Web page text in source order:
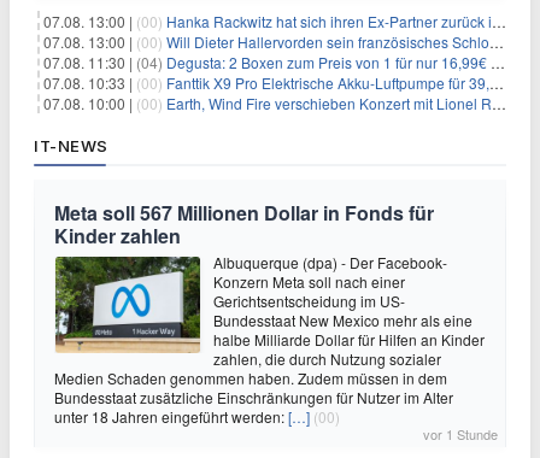
07.08. 13:00 | (00) Hanka Rackwitz hat sich ihren Ex-Partner zurück ins Haus geholt
07.08. 13:00 | (00) Will Dieter Hallervorden sein französisches Schloss verkaufen?
07.08. 11:30 | (04) Degusta: 2 Boxen zum Preis von 1 für nur 16,99€ inkl. Versand
07.08. 10:33 | (00) Fanttik X9 Pro Elektrische Akku-Luftpumpe für 39,99€
07.08. 10:00 | (00) Earth, Wind Fire verschieben Konzert mit Lionel Richie nach medizinischem Notfall
IT-NEWS
Meta soll 567 Millionen Dollar in Fonds für
Kinder zahlen
Albuquerque (dpa) - Der Facebook-
Konzern Meta soll nach einer
Gerichtsentscheidung im US-
Bundesstaat New Mexico mehr als eine
halbe Milliarde Dollar für Hilfen an Kinder
zahlen, die durch Nutzung sozialer
Medien Schaden genommen haben. Zudem müssen in dem
Bundesstaat zusätzliche Einschränkungen für Nutzer im Alter
unter 18 Jahren eingeführt werden:[…] (00)
vor 1 Stunde